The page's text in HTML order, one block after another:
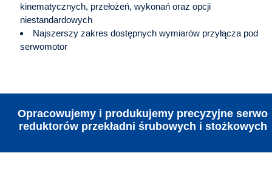
kinematycznych, przełożeń, wykonań oraz opcji
niestandardowych
Najszerszy zakres dostępnych wymiarów przyłącza pod
serwomotor
Opracowujemy i produkujemy precyzyjne serwo
reduktorów przekładni śrubowych i stożkowych